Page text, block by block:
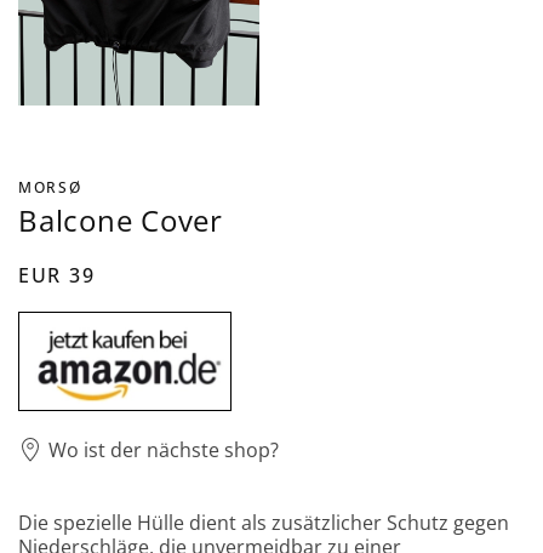
MORSØ
Balcone Cover
EUR 39
Wo ist der nächste shop?
Die spezielle Hülle dient als zusätzlicher Schutz gegen
Niederschläge, die unvermeidbar zu einer